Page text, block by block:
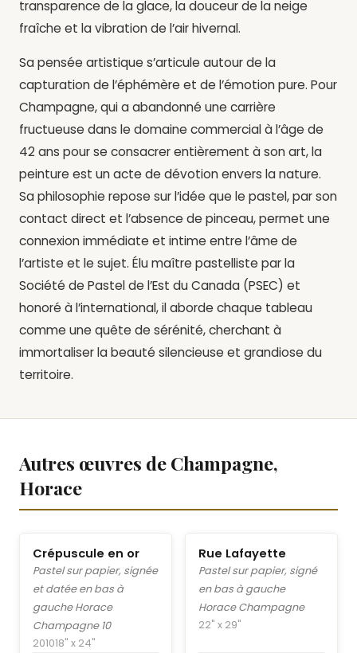
transparence de la glace, la douceur de la neige
fraîche et la vibration de l’air hivernal.
Sa pensée artistique s’articule autour de la
capturation de l’éphémère et de l’émotion pure. Pour
Champagne, qui a abandonné une carrière
fructueuse dans le domaine commercial à l’âge de
42 ans pour se consacrer entièrement à son art, la
peinture est un acte de dévotion envers la nature.
Sa philosophie repose sur l’idée que le pastel, par son
contact direct et l’absence de pinceau, permet une
connexion immédiate et intime entre l’âme de
l’artiste et le sujet. Élu maître pastelliste par la
Société de Pastel de l’Est du Canada (PSEC) et
honoré à l’international, il aborde chaque tableau
comme une quête de sérénité, cherchant à
immortaliser la beauté silencieuse et grandiose du
territoire.
Autres œuvres de Champagne,
Horace
Crépuscule en or
Pastel sur papier, signée
et datée en bas à
gauche Horace
Champagne 10
201018" x 24"
Rue Lafayette
Pastel sur papier, signé
en bas à gauche
Horace Champagne
22" x 29"